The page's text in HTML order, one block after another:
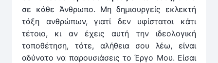
σε κάθε Άνθρωπο. Μη δημιουργείς εκλεκτή
τάξη ανθρώπων, γιατί δεν υφίσταται κάτι
τέτοιο, κι αν έχεις αυτή την ιδεολογική
τοποθέτηση, τότε, αλήθεια σου λέω, είναι
αδύνατο να παρουσιάσεις το Έργο Μου. Είσαι